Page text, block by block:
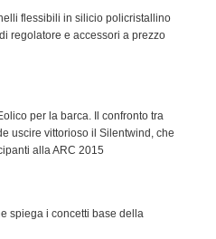
flessibili in silicio policristallino
regolatore e accessori a prezzo
per la barca. Il confronto tra
uscire vittorioso il Silentwind, che
alla ARC 2015
spiega i concetti base della